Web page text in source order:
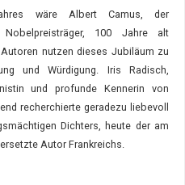
wäre Albert Camus, der
100 Jahre alt
nutzen dieses Jubiläum zu
und Würdigung. Iris Radisch,
und profunde Kennerin von
recherchierte geradezu liebevoll
Dichters, heute der am
Autor Frankreichs.